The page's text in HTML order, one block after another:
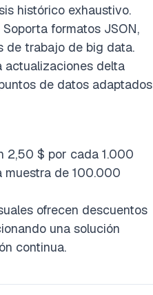
histórico exhaustivo.
Soporta formatos JSON,
de trabajo de big data.
actualizaciones delta
de datos adaptados
2,50 $ por cada 1.000
muestra de 100.000
ofrecen descuentos
una solución
continua.